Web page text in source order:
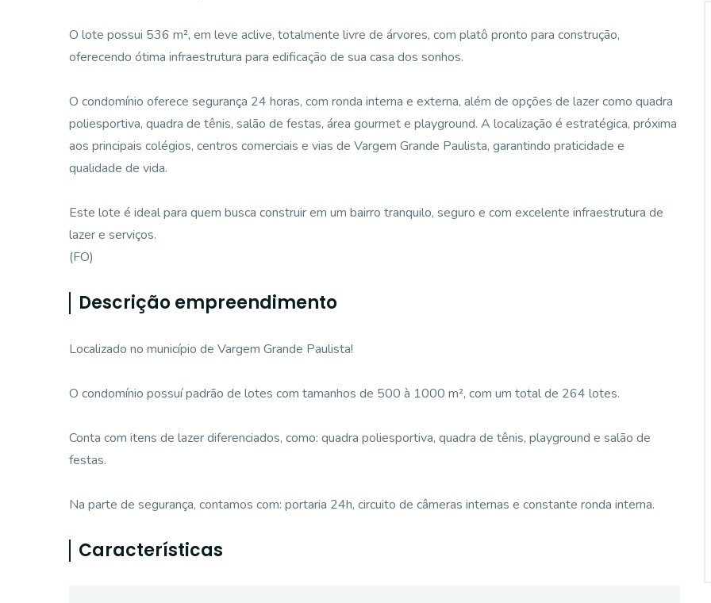
O lote possui 536 m², em leve aclive, totalmente livre de árvores, com platô pronto para construção,
oferecendo ótima infraestrutura para edificação de sua casa dos sonhos.
O condomínio oferece segurança 24 horas, com ronda interna e externa, além de opções de lazer como quadra
poliesportiva, quadra de tênis, salão de festas, área gourmet e playground. A localização é estratégica, próxima
aos principais colégios, centros comerciais e vias de Vargem Grande Paulista, garantindo praticidade e
qualidade de vida.
Este lote é ideal para quem busca construir em um bairro tranquilo, seguro e com excelente infraestrutura de
lazer e serviços.
(FO)
Descrição empreendimento
Localizado no município de Vargem Grande Paulista!
O condomínio possuí padrão de lotes com tamanhos de 500 à 1000 m², com um total de 264 lotes.
Conta com itens de lazer diferenciados, como: quadra poliesportiva, quadra de tênis, playground e salão de
festas.
Na parte de segurança, contamos com: portaria 24h, circuito de câmeras internas e constante ronda interna.
Características